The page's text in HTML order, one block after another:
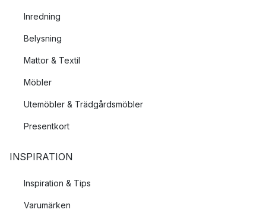
Inredning
Belysning
Mattor & Textil
Möbler
Utemöbler & Trädgårdsmöbler
Presentkort
INSPIRATION
Inspiration & Tips
Varumärken